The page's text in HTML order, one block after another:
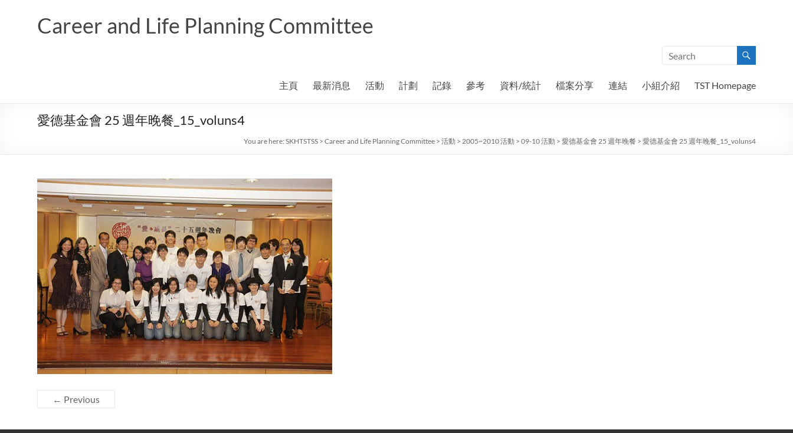
Career and Life Planning Committee
主頁 最新消息 活動 計劃 記錄 參考 資料/統計 檔案分享 連結 小組介紹 TST Homepage
愛德基金會 25 週年晚餐_15_voluns4
You are here:SKHTSTSS > Career and Life Planning Committee > 活動 > 2005~2010 活動 > 09-10 活動 > 愛德基金會 25 週年晚餐 > 愛德基金會 25 週年晚餐_15_voluns4
← Previous